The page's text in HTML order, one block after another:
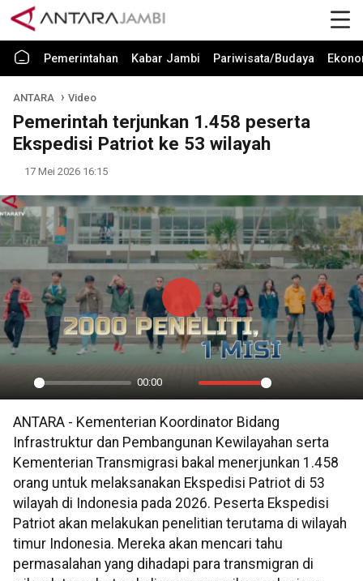
Pemerintahan Kabar Jambi Pariwisata/Budaya
ANTARA Video
Pemerintah terjunkan 1.458 peserta
Ekspedisi Patriot ke 53 wilayah
17 Mei 2026 16:15
Play
00:00
Mute Settings
PIP
Play
ANTARA - Kementerian Koordinator Bidang
Infrastruktur dan Pembangunan Kewilayahan serta
Kementerian Transmigrasi bakal menerjunkan 1.458
orang untuk melaksanakan Ekspedisi Patriot di 53
wilayah di Indonesia pada 2026. Peserta Ekspedisi
Patriot akan melakukan penelitian terutama di wilayah
timur Indonesia. Mereka akan mencari tahu
permasalahan yang dihadapi para transmigran di